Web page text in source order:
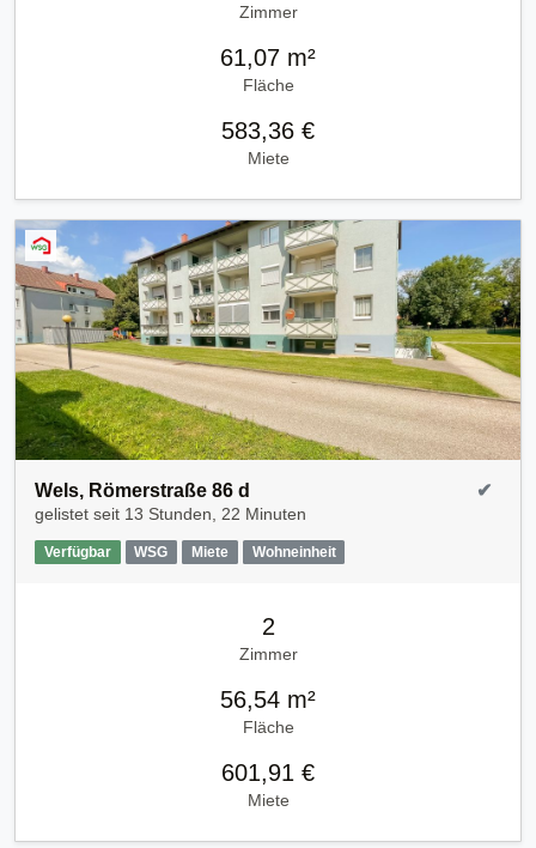
Zimmer
61,07 m²
Fläche
583,36 €
Miete
Wels, Römerstraße 86 d
gelistet seit 13 Stunden, 22 Minuten
Verfügbar WSG Miete Wohneinheit
✔
2
Zimmer
56,54 m²
Fläche
601,91 €
Miete